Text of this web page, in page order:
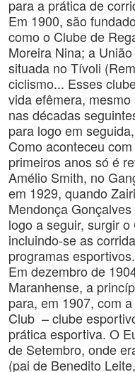
para a prática de
Em 1900, são
como o Clube de
Moreira Nina; a
situada no Tívoli
ciclismo... Esses
vida efêmera,
nas décadas
para logo em
Como aconteceu
primeiros anos só é
Amélio Smith, no
em 1929, quando
Mendonça
logo a seguir, surgir
incluindo-se as
programas esportivos.
Em dezembro de
Maranhense, a
para, em 1907, com
Club – clube
prática esportiva. O
de Setembro, onde
(pai de Benedito